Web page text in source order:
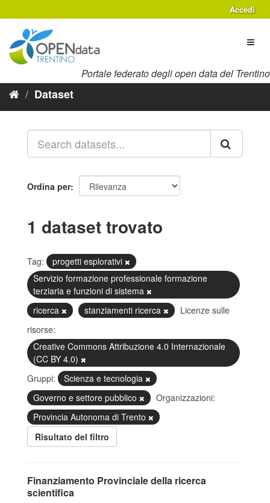
al
contenuto
Accedi
Portale federato degli open data del Trentino
Dataset
Ordina per
1 dataset trovato
Tag:
progetti esplorativi
Servizio formazione professionale formazione
terziaria e funzioni di sistema
ricerca
stanziamenti ricerca
Licenze sulle
risorse:
Creative Commons Attribuzione 4.0 Internazionale
(CC BY 4.0)
Gruppi:
Scienza e tecnologia
Governo e settore pubblico
Organizzazioni:
Provincia Autonoma di Trento
Risultato del filtro
Finanziamento Provinciale della ricerca
scientifica